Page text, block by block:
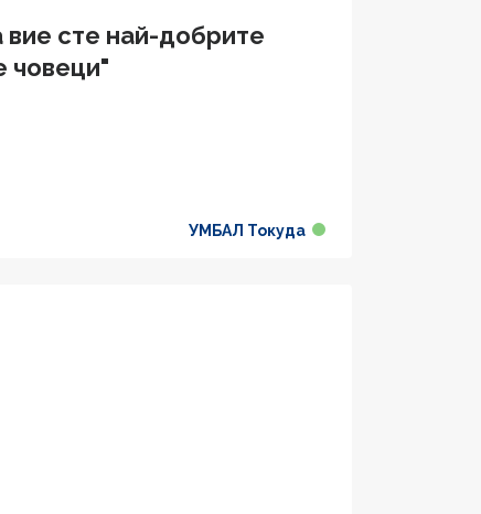
вие сте най-добрите
човеци"
УМБАЛ Токуда